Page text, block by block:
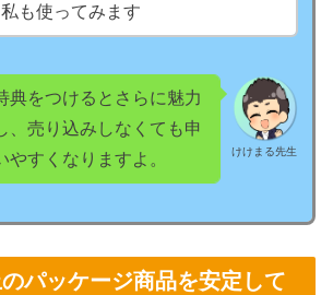
も使ってみます
けけまる先生
典をつけるとさらに魅力
、売り込みしなくても申
やすくなりますよ。
パッケージ商品を安定して